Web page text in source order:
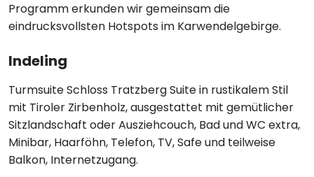
Programm erkunden wir gemeinsam die
eindrucksvollsten Hotspots im Karwendelgebirge.
Indeling
Turmsuite Schloss Tratzberg Suite in rustikalem Stil
mit Tiroler Zirbenholz, ausgestattet mit gemütlicher
Sitzlandschaft oder Ausziehcouch, Bad und WC extra,
Minibar, Haarföhn, Telefon, TV, Safe und teilweise
Balkon, Internetzugang.